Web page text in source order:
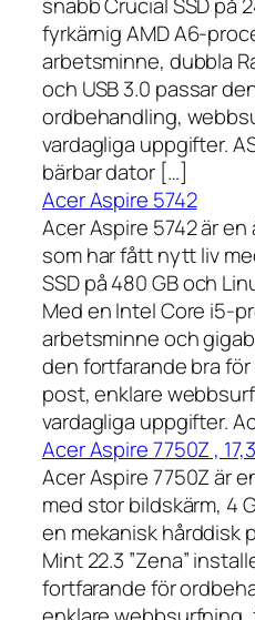
fyrkärnig AMD A6-
arbetsminne, dubbla
och USB 3.0 passar
ordbehandling,
vardagliga uppgifter.
bärbar dator […]
Acer Aspire 5742
Acer Aspire 5742 är
som har fått nytt liv
SSD på 480 GB och
Med en Intel Core i5-
arbetsminne och
den fortfarande bra
post, enklare
vardagliga uppgifter.
Acer Aspire 7750Z ,
Acer Aspire 7750Z är
med stor bildskärm, 4
en mekanisk hårddisk
Mint 22.3 ”Zena”
fortfarande för